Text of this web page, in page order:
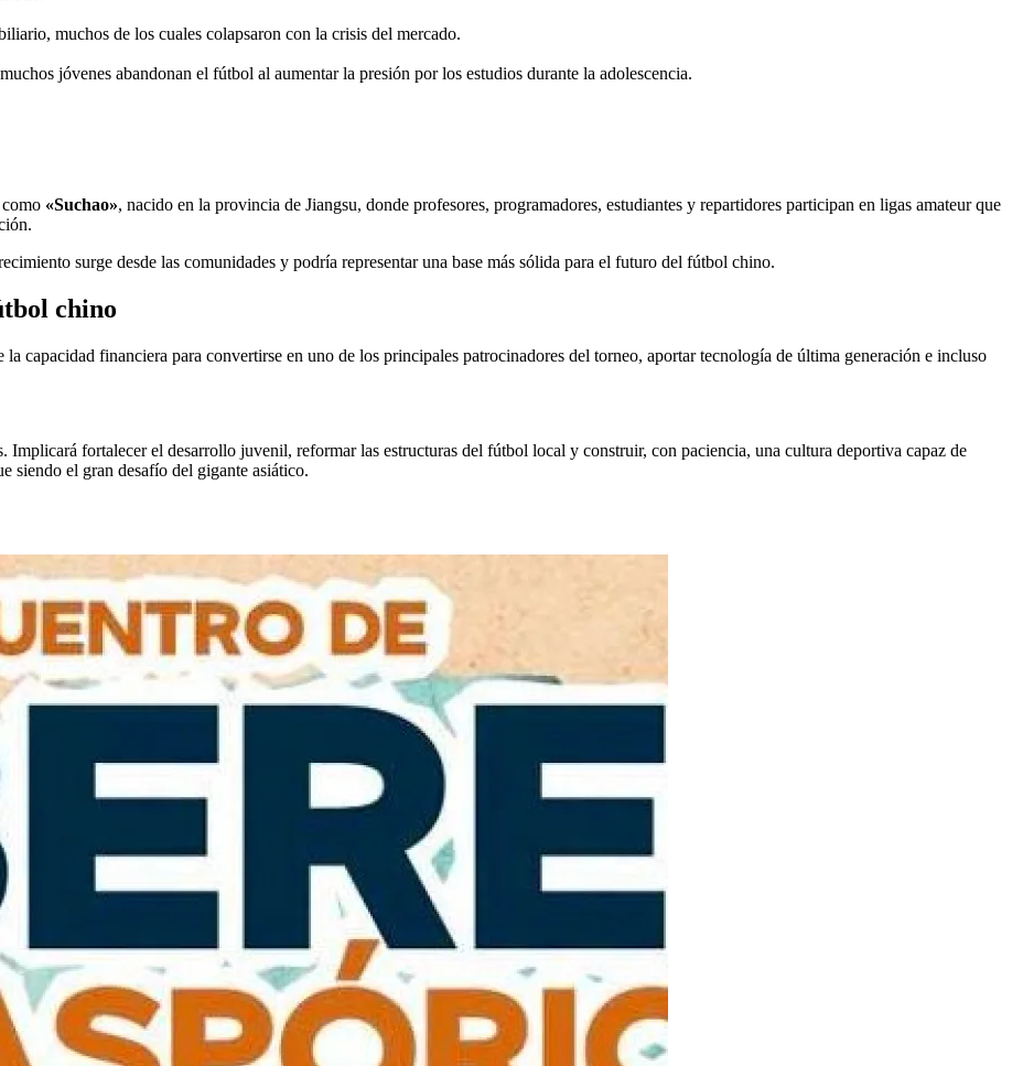
muchos de los cuales colapsaron con la crisis del mercado.
jóvenes abandonan el fútbol al aumentar la presión por los estudios durante la adolescencia.
«Suchao», nacido en la provincia de Jiangsu, donde profesores, programadores, estudiantes y repartidores participan en ligas amateur que
surge desde las comunidades y podría representar una base más sólida para el futuro del fútbol chino.
chino
capacidad financiera para convertirse en uno de los principales patrocinadores del torneo, aportar tecnología de última generación e incluso
Implicará fortalecer el desarrollo juvenil, reformar las estructuras del fútbol local y construir, con paciencia, una cultura deportiva capaz de
siendo el gran desafío del gigante asiático.